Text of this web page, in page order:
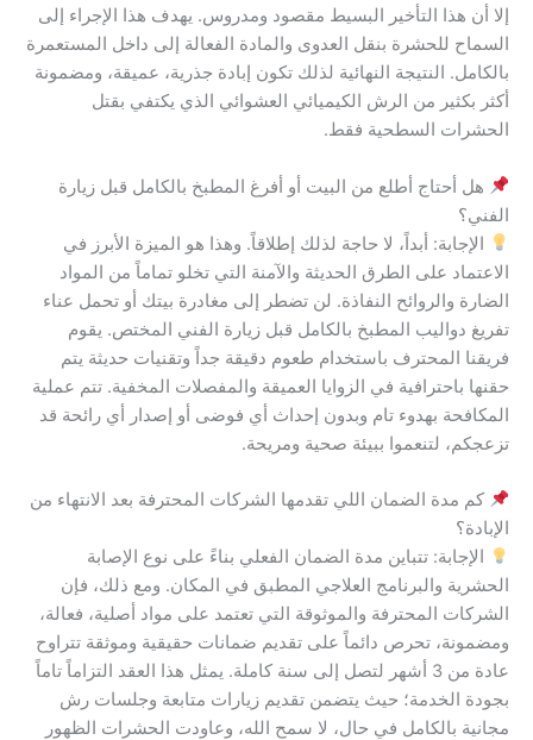
إلا أن هذا التأخير البسيط مقصود ومدروس. يهدف هذا الإجراء إلى
السماح للحشرة بنقل العدوى والمادة الفعالة إلى داخل المستعمرة
بالكامل. النتيجة النهائية لذلك تكون إبادة جذرية، عميقة، ومضمونة
أكثر بكثير من الرش الكيميائي العشوائي الذي يكتفي بقتل
الحشرات السطحية فقط.
هل أحتاج أطلع من البيت أو أفرغ المطبخ بالكامل قبل زيارة
الفني؟
الإجابة: أبداً، لا حاجة لذلك إطلاقاً. وهذا هو الميزة الأبرز في
الاعتماد على الطرق الحديثة والآمنة التي تخلو تماماً من المواد
الضارة والروائح النفاذة. لن تضطر إلى مغادرة بيتك أو تحمل عناء
تفريغ دواليب المطبخ بالكامل قبل زيارة الفني المختص. يقوم
فريقنا المحترف باستخدام طعوم دقيقة جداً وتقنيات حديثة يتم
حقنها باحترافية في الزوايا العميقة والمفصلات المخفية. تتم عملية
المكافحة بهدوء تام وبدون إحداث أي فوضى أو إصدار أي رائحة قد
تزعجكم، لتنعموا ببيئة صحية ومريحة.
كم مدة الضمان اللي تقدمها الشركات المحترفة بعد الانتهاء من
الإبادة؟
الإجابة: تتباين مدة الضمان الفعلي بناءً على نوع الإصابة
الحشرية والبرنامج العلاجي المطبق في المكان. ومع ذلك، فإن
الشركات المحترفة والموثوقة التي تعتمد على مواد أصلية، فعالة،
ومضمونة، تحرص دائماً على تقديم ضمانات حقيقية وموثقة تتراوح
عادة من 3 أشهر لتصل إلى سنة كاملة. يمثل هذا العقد التزاماً تاماً
بجودة الخدمة؛ حيث يتضمن تقديم زيارات متابعة وجلسات رش
مجانية بالكامل في حال، لا سمح الله، وعاودت الحشرات الظهور